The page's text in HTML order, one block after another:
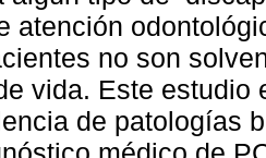
atención
no son
vida. Este estudio
de patologías